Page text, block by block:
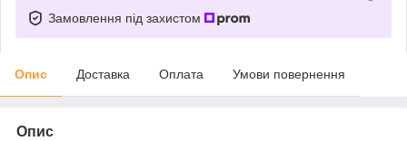
Замовлення під захистом
Опис Доставка Оплата Умови повернення
Опис